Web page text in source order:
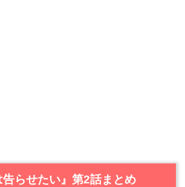
告らせたい』第2話まとめ